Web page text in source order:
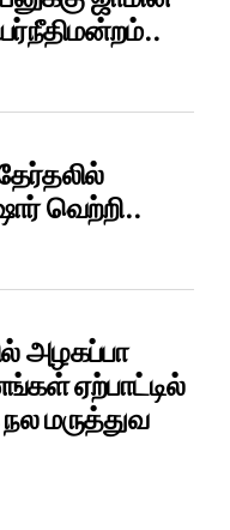
வெற்றி..
அழகப்பா
ஏற்பாட்டில்
மருத்துவ